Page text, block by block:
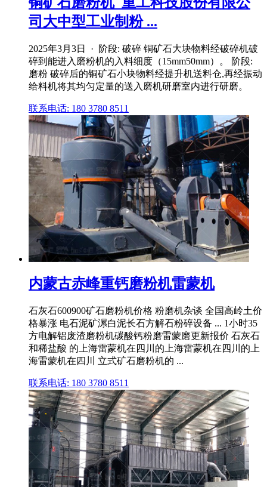
司大中型工业制粉 ...
2025年3月3日 · 阶段: 破碎 铜矿石大块物料经破碎机破
碎到能进入磨粉机的入料细度（15mm50mm）。 阶段:
磨粉 破碎后的铜矿石小块物料经提升机送料仓,再经振动
给料机将其均匀定量的送入磨机研磨室内进行研磨。
联系电话: 180 3780 8511
内蒙古赤峰重钙磨粉机雷蒙机
石灰石600900矿石磨粉机价格 粉磨机杂谈 全国高岭土价
格暴涨 电石泥矿漯白泥长石方解石粉碎设备 ... 1小时35
方电解铝废渣磨粉机碳酸钙粉磨雷蒙磨更新报价 石灰石
和稀盐酸 的上海雷蒙机在四川的上海雷蒙机在四川的上
海雷蒙机在四川 立式矿石磨粉机的 ...
联系电话: 180 3780 8511